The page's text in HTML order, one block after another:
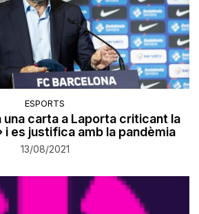
ESPORTS
una carta a Laporta criticant la
es justifica amb la pandèmia
13/08/2021